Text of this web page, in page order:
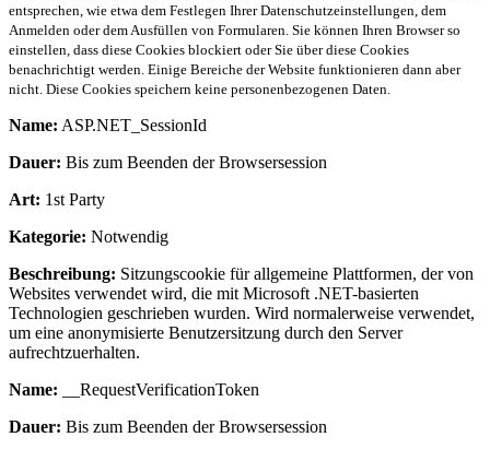
entsprechen, wie etwa dem Festlegen Ihrer Datenschutzeinstellungen, dem
Anmelden oder dem Ausfüllen von Formularen. Sie können Ihren Browser so
einstellen, dass diese Cookies blockiert oder Sie über diese Cookies
benachrichtigt werden. Einige Bereiche der Website funktionieren dann aber
nicht. Diese Cookies speichern keine personenbezogenen Daten.
Name: ASP.NET_SessionId
Dauer: Bis zum Beenden der Browsersession
Art: 1st Party
Kategorie: Notwendig
Beschreibung: Sitzungscookie für allgemeine Plattformen, der von
Websites verwendet wird, die mit Microsoft .NET-basierten
Technologien geschrieben wurden. Wird normalerweise verwendet,
um eine anonymisierte Benutzersitzung durch den Server
aufrechtzuerhalten.
Name: __RequestVerificationToken
Dauer: Bis zum Beenden der Browsersession